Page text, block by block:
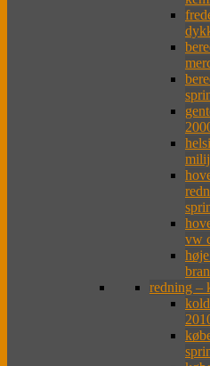
vw
redning –